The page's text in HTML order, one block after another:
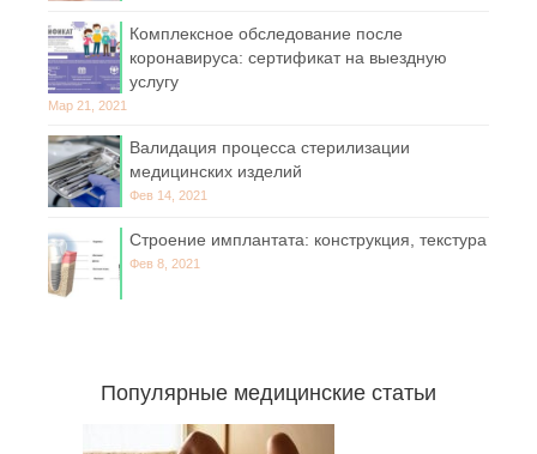
Комплексное обследование после
коронавируса: сертификат на выездную
услугу
Мар 21, 2021
Валидация процесса стерилизации
медицинских изделий
Фев 14, 2021
Строение имплантата: конструкция, текстура
Фев 8, 2021
Популярные медицинские статьи